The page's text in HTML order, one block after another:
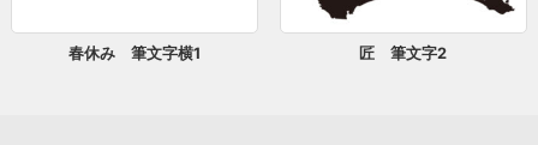
春休み 筆文字横1 匠 筆文字2